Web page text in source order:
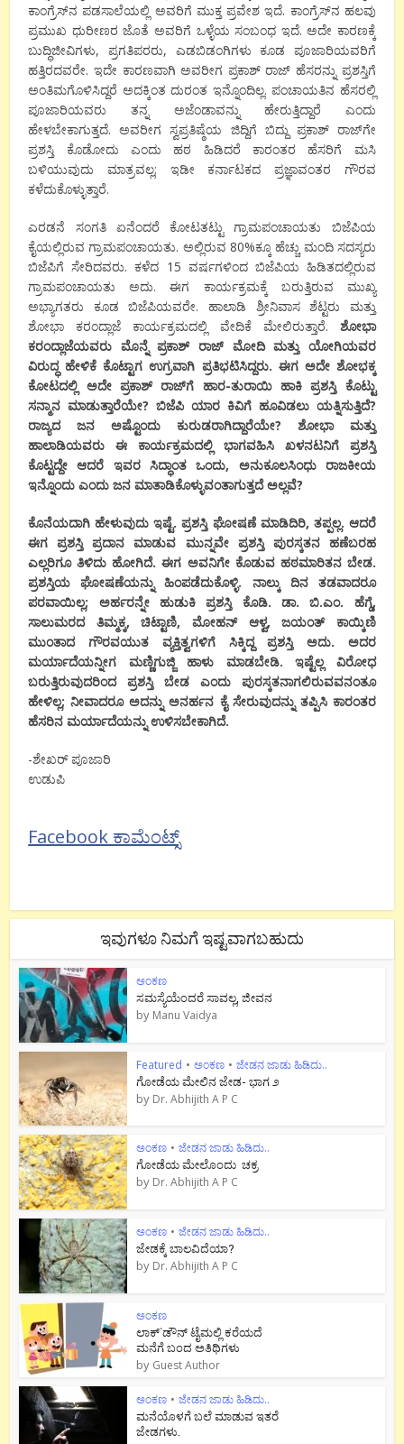
ಕಾಂಗ್ರೆಸ್‍ನ ಪಡಸಾಲೆಯಲ್ಲಿ ಅವರಿಗೆ ಮುಕ್ತ ಪ್ರವೇಶ ಇದೆ. ಕಾಂಗ್ರೆಸ್‍ನ ಹಲವು
ಪ್ರಮುಖ ಧುರೀಣರ ಜೊತೆ ಅವರಿಗೆ ಒಳ್ಳೆಯ ಸಂಬಂಧ ಇದೆ. ಅದೇ ಕಾರಣಕ್ಕೆ
ಬುದ್ಧಿಜೀವಿಗಳು, ಪ್ರಗತಿಪರರು, ಎಡಬಿಡಂಗಿಗಳು ಕೂಡ ಪೂಜಾರಿಯವರಿಗೆ
ಹತ್ತಿರದವರೇ. ಇದೇ ಕಾರಣವಾಗಿ ಅವರೀಗ ಪ್ರಕಾಶ್ ರಾಜ್ ಹೆಸರನ್ನು ಪ್ರಶಸ್ತಿಗೆ
ಅಂತಿಮಗೊಳಿಸಿದ್ದರೆ ಅದಕ್ಕಿಂತ ದುರಂತ ಇನ್ನೊಂದಿಲ್ಲ. ಪಂಚಾಯತಿನ ಹೆಸರಲ್ಲಿ
ಪೂಜಾರಿಯವರು ತನ್ನ ಅಜೆಂಡಾವನ್ನು ಹೇರುತ್ತಿದ್ದಾರೆ ಎಂದು
ಹೇಳಬೇಕಾಗುತ್ತದೆ. ಅವರೀಗ ಸ್ವಪ್ರತಿಷ್ಠೆಯ ಜಿದ್ದಿಗೆ ಬಿದ್ದು ಪ್ರಕಾಶ್ ರಾಜ್‍ಗೇ
ಪ್ರಶಸ್ತಿ ಕೊಡೋದು ಎಂದು ಹಠ ಹಿಡಿದರೆ ಕಾರಂತರ ಹೆಸರಿಗೆ ಮಸಿ
ಬಳಿಯುವುದು ಮಾತ್ರವಲ್ಲ; ಇಡೀ ಕರ್ನಾಟಕದ ಪ್ರಜ್ಞಾವಂತರ ಗೌರವ
ಕಳೆದುಕೊಳ್ಳುತ್ತಾರೆ.
ಎರಡನೆ ಸಂಗತಿ ಏನೆಂದರೆ ಕೋಟತಟ್ಟು ಗ್ರಾಮಪಂಚಾಯತು ಬಿಜೆಪಿಯ
ಕೈಯಲ್ಲಿರುವ ಗ್ರಾಮಪಂಚಾಯತು. ಅಲ್ಲಿರುವ 80%ಕ್ಕೂ ಹೆಚ್ಚು ಮಂದಿ ಸದಸ್ಯರು
ಬಿಜೆಪಿಗೆ ಸೇರಿದವರು. ಕಳೆದ 15 ವರ್ಷಗಳಿಂದ ಬಿಜೆಪಿಯ ಹಿಡಿತದಲ್ಲಿರುವ
ಗ್ರಾಮಪಂಚಾಯತು ಅದು. ಈಗ ಕಾರ್ಯಕ್ರಮಕ್ಕೆ ಬರುತ್ತಿರುವ ಮುಖ್ಯ
ಅಭ್ಯಾಗತರು ಕೂಡ ಬಿಜೆಪಿಯವರೇ. ಹಾಲಾಡಿ ಶ್ರೀನಿವಾಸ ಶೆಟ್ಟರು ಮತ್ತು
ಶೋಭಾ ಕರಂದ್ಲಾಜೆ ಕಾರ್ಯಕ್ರಮದಲ್ಲಿ ವೇದಿಕೆ ಮೇಲಿರುತ್ತಾರೆ. ಶೋಭಾ
ಕರಂದ್ಲಾಜೆಯವರು ಮೊನ್ನೆ ಪ್ರಕಾಶ್ ರಾಜ್ ಮೋದಿ ಮತ್ತು ಯೋಗಿಯವರ
ವಿರುದ್ಧ ಹೇಳಿಕೆ ಕೊಟ್ಟಾಗ ಉಗ್ರವಾಗಿ ಪ್ರತಿಭಟಿಸಿದ್ದರು. ಈಗ ಅದೇ ಶೋಭಕ್ಕ
ಕೋಟದಲ್ಲಿ ಅದೇ ಪ್ರಕಾಶ್ ರಾಜ್‍ಗೆ ಹಾರ-ತುರಾಯಿ ಹಾಕಿ ಪ್ರಶಸ್ತಿ ಕೊಟ್ಟು
ಸನ್ಮಾನ ಮಾಡುತ್ತಾರೆಯೇ? ಬಿಜೆಪಿ ಯಾರ ಕಿವಿಗೆ ಹೂವಿಡಲು ಯತ್ನಿಸುತ್ತಿದೆ?
ರಾಜ್ಯದ ಜನ ಅಷ್ಟೊಂದು ಕುರುಡರಾಗಿದ್ದಾರೆಯೇ? ಶೋಭಾ ಮತ್ತು
ಹಾಲಾಡಿಯವರು ಈ ಕಾರ್ಯಕ್ರಮದಲ್ಲಿ ಭಾಗವಹಿಸಿ ಖಳನಟನಿಗೆ ಪ್ರಶಸ್ತಿ
ಕೊಟ್ಟದ್ದೇ ಆದರೆ ಇವರ ಸಿದ್ಧಾಂತ ಒಂದು, ಅನುಕೂಲಸಿಂಧು ರಾಜಕೀಯ
ಇನ್ನೊಂದು ಎಂದು ಜನ ಮಾತಾಡಿಕೊಳ್ಳುವಂತಾಗುತ್ತದೆ ಅಲ್ಲವೆ?
ಕೊನೆಯದಾಗಿ ಹೇಳುವುದು ಇಷ್ಟೆ. ಪ್ರಶಸ್ತಿ ಘೋಷಣೆ ಮಾಡಿದಿರಿ, ತಪ್ಪಲ್ಲ. ಆದರೆ
ಈಗ ಪ್ರಶಸ್ತಿ ಪ್ರದಾನ ಮಾಡುವ ಮುನ್ನವೇ ಪ್ರಶಸ್ತಿ ಪುರಸ್ಕತನ ಹಣೆಬರಹ
ಎಲ್ಲರಿಗೂ ತಿಳಿದು ಹೋಗಿದೆ. ಈಗ ಅವನಿಗೇ ಕೊಡುವ ಹಠಮಾರಿತನ ಬೇಡ.
ಪ್ರಶಸ್ತಿಯ ಘೋಷಣೆಯನ್ನು ಹಿಂಪಡೆದುಕೊಳ್ಳಿ. ನಾಲ್ಕು ದಿನ ತಡವಾದರೂ
ಪರವಾಯಿಲ್ಲ; ಅರ್ಹರನ್ನೇ ಹುಡುಕಿ ಪ್ರಶಸ್ತಿ ಕೊಡಿ. ಡಾ. ಬಿ.ಎಂ. ಹೆಗ್ಡೆ,
ಸಾಲುಮರದ ತಿಮ್ಮಕ್ಕ, ಚಿಟ್ಟಾಣಿ, ಮೋಹನ್ ಆಳ್ವ, ಜಯಂತ್ ಕಾಯ್ಕಿಣಿ
ಮುಂತಾದ ಗೌರವಯುತ ವ್ಯಕ್ತಿತ್ವಗಳಿಗೆ ಸಿಕ್ಕಿದ್ದ ಪ್ರಶಸ್ತಿ ಅದು. ಅದರ
ಮರ್ಯಾದೆಯನ್ನೀಗ ಮಣ್ಣಿಗುಜ್ಜಿ ಹಾಳು ಮಾಡಬೇಡಿ. ಇಷ್ಟೆಲ್ಲ ವಿರೋಧ
ಬರುತ್ತಿರುವುದರಿಂದ ಪ್ರಶಸ್ತಿ ಬೇಡ ಎಂದು ಪುರಸ್ಕತನಾಗಲಿರುವವನಂತೂ
ಹೇಳಿಲ್ಲ; ನೀವಾದರೂ ಅದನ್ನು ಅನರ್ಹನ ಕೈ ಸೇರುವುದನ್ನು ತಪ್ಪಿಸಿ ಕಾರಂತರ
ಹೆಸರಿನ ಮರ್ಯಾದೆಯನ್ನು ಉಳಿಸಬೇಕಾಗಿದೆ.
-ಶೇಖರ್ ಪೂಜಾರಿ
ಉಡುಪಿ
Facebook ಕಾಮೆಂಟ್ಸ್
ಇವುಗಳೂ ನಿಮಗೆ ಇಷ್ಟವಾಗಬಹುದು
ಅಂಕಣ
ಸಮಸ್ಯೆಯೆಂದರೆ ಸಾವಲ್ಲ, ಜೀವನ
by Manu Vaidya
Featured • ಅಂಕಣ • ಜೇಡನ ಜಾಡು ಹಿಡಿದು..
ಗೋಡೆಯ ಮೇಲಿನ ಜೇಡ- ಭಾಗ ೨
by Dr. Abhijith A P C
ಅಂಕಣ • ಜೇಡನ ಜಾಡು ಹಿಡಿದು..
ಗೋಡೆಯ ಮೇಲೊಂದು ಚಕ್ರ
by Dr. Abhijith A P C
ಅಂಕಣ • ಜೇಡನ ಜಾಡು ಹಿಡಿದು..
ಜೇಡಕ್ಕೆ ಬಾಲವಿದೆಯಾ?
by Dr. Abhijith A P C
ಅಂಕಣ
ಲಾಕ್`ಡೌನ್ ಟೈಮಲ್ಲಿ ಕರೆಯದೆ
ಮನೆಗೆ ಬಂದ ಅತಿಥಿಗಳು
by Guest Author
ಅಂಕಣ • ಜೇಡನ ಜಾಡು ಹಿಡಿದು..
ಮನೆಯೊಳಗೆ ಬಲೆ ಮಾಡುವ ಇತರೆ
ಜೇಡಗಳು.